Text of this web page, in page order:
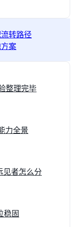
转路径
案
整理完毕
力全景
见者怎么分
稳固